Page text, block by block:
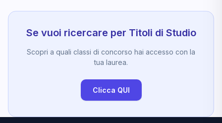
Se vuoi ricercare per Titoli di Studio
Scopri a quali classi di concorso hai accesso con la
tua laurea.
Clicca QUI